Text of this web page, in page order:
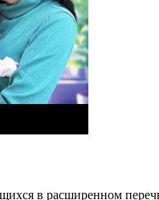
в расширенном